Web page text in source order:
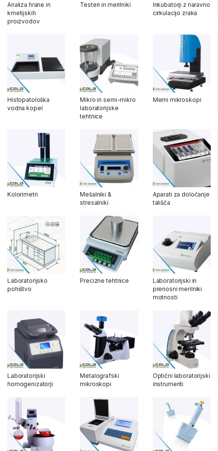
Analiza hrane in
kmetijskih
proizvodov
Testeri in merilniki
Inkubatorji z naravno
cirkulacijo zraka
Histopatološka
vodna kopel
Mikro in semi-mikro
laboratorijske
tehtnice
Merni mikroskopi
Kolorimetri
Mešalniki &
stresalniki
Aparati za določanje
tališča
Laboratorijsko
pohištvo
Precizne tehtnice
Laboratorijski in
prenosni merilniki
motnosti
Laboratorijski
homogenizatorji
Metalografski
mikroskopi
Optični laboratorijski
instrumenti